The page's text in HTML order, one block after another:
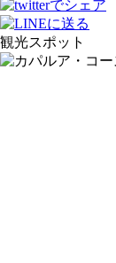
観光スポット